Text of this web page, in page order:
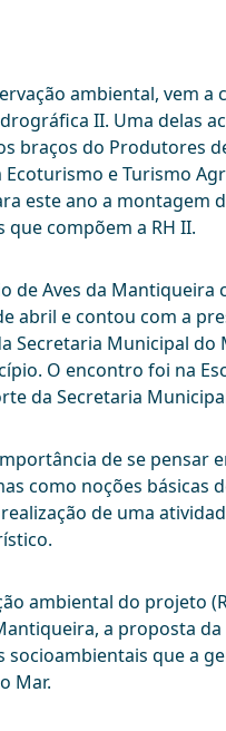
ambiental, vem a
II. Uma delas
braços do Produtores
e Turismo
este ano a montagem
compõem a RH II.
Aves da Mantiqueira
abril e contou com a
Secretaria Municipal
O encontro foi na
da Secretaria
de se pensar
como noções básicas
de uma
ambiental do projeto
a proposta
que a
Mar.